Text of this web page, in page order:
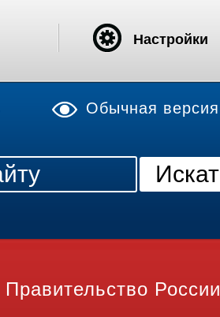
Обычная версия
Правительство России
Настройки